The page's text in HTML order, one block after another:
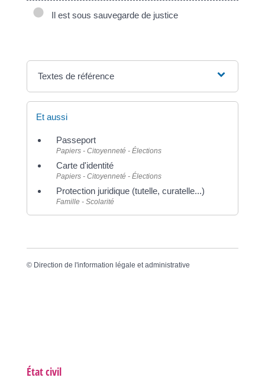
Il est sous sauvegarde de justice
Textes de référence
Et aussi
Passeport
Papiers - Citoyenneté - Élections
Carte d'identité
Papiers - Citoyenneté - Élections
Protection juridique (tutelle, curatelle...)
Famille - Scolarité
© Direction de l'information légale et administrative
État civil